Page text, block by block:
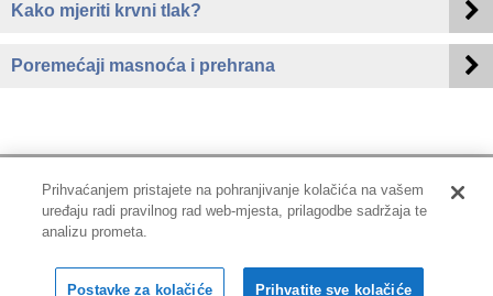
Kako mjeriti krvni tlak?
Poremećaji masnoća i prehrana
Impressum | Pravne informacije
Copyright © 2001-2026 PLIVAzdravlje
Sva prava pridržana.
Prihvaćanjem pristajete na pohranjivanje kolačića na vašem
uređaju radi pravilnog rad web-mjesta, prilagodbe sadržaja te
analizu prometa.
Postavke za kolačiće Prihvatite sve kolačiće